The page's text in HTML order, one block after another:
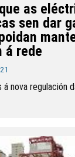
as
sen dar
á rede
nova regulación